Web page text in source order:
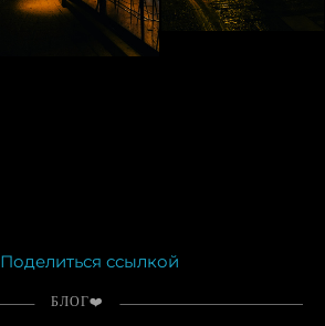
Поделиться ссылкой
БЛОГ❤️